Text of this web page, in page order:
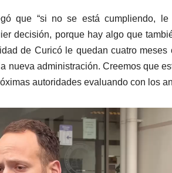
que “si no se está cumpliendo,
decisión, porque hay algo que
de Curicó le quedan cuatro
nueva administración. Creemos que
autoridades evaluando con los